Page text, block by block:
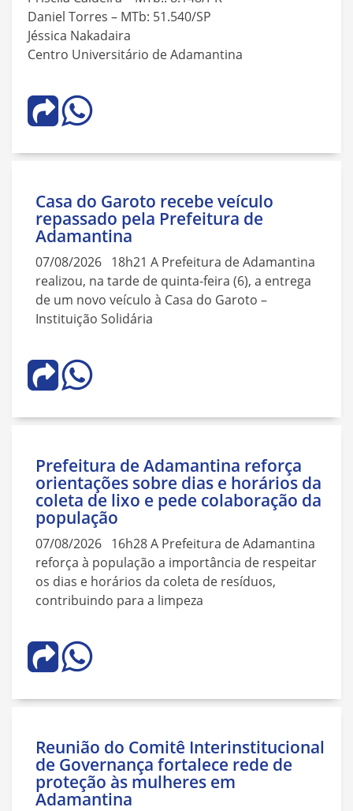
Daniel Torres – MTb: 51.540/SP
Jéssica Nakadaira
Centro Universitário de Adamantina
Casa do Garoto recebe veículo
repassado pela Prefeitura de
Adamantina
07/08/2026 18h21 A Prefeitura de Adamantina
realizou, na tarde de quinta-feira (6), a entrega
de um novo veículo à Casa do Garoto –
Instituição Solidária
Prefeitura de Adamantina reforça
orientações sobre dias e horários da
coleta de lixo e pede colaboração da
população
07/08/2026 16h28 A Prefeitura de Adamantina
reforça à população a importância de respeitar
os dias e horários da coleta de resíduos,
contribuindo para a limpeza
Reunião do Comitê Interinstitucional
de Governança fortalece rede de
proteção às mulheres em
Adamantina